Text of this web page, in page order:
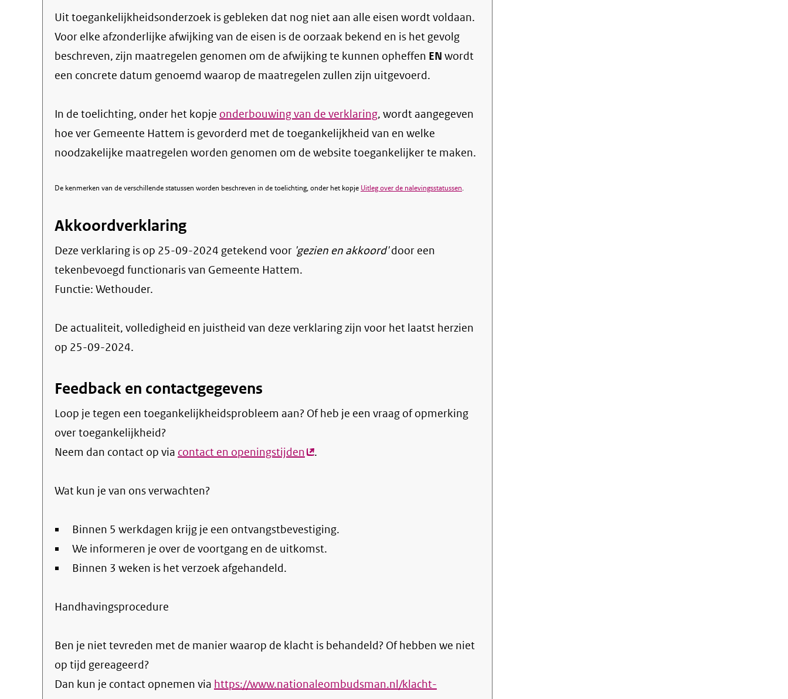
Uit toegankelijkheidsonderzoek is gebleken dat nog niet aan alle eisen wordt voldaan.
Voor elke afzonderlijke afwijking van de eisen is de oorzaak bekend en is het gevolg
beschreven, zijn maatregelen genomen om de afwijking te kunnen opheffen EN wordt
een concrete datum genoemd waarop de maatregelen zullen zijn uitgevoerd.
In de toelichting, onder het kopje onderbouwing van de verklaring, wordt aangegeven
hoe ver Gemeente Hattem is gevorderd met de toegankelijkheid van en welke
noodzakelijke maatregelen worden genomen om de website toegankelijker te maken.
De kenmerken van de verschillende statussen worden beschreven in de toelichting, onder het kopje Uitleg over de nalevingsstatussen.
Akkoordverklaring
Deze verklaring is op 25-09-2024 getekend voor 'gezien en akkoord'door een
tekenbevoegd functionaris van Gemeente Hattem.
Functie: Wethouder.
De actualiteit, volledigheid en juistheid van deze verklaring zijn voor het laatst herzien
op 25-09-2024.
Feedback en contactgegevens
Loop je tegen een toegankelijkheidsprobleem aan? Of heb je een vraag of opmerking
over toegankelijkheid?
Neem dan contact op via contact en openingstijden(externe
.
Wat kun je van ons verwachten?
Binnen 5 werkdagen krijg je een ontvangstbevestiging.
We informeren je over de voortgang en de uitkomst.
Binnen 3 weken is het verzoek afgehandeld.
Handhavingsprocedure
Ben je niet tevreden met de manier waarop de klacht is behandeld? Of hebben we niet
op tijd gereageerd?
Dan kun je contact opnemen via https://www.nationaleombudsman.nl/klacht-